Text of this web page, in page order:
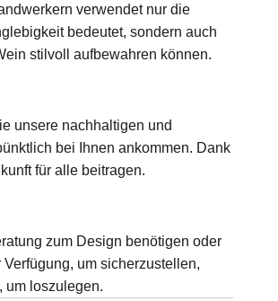
verwendet nur die
bedeutet, sondern auch
stilvoll aufbewahren können.
unsere nachhaltigen und
bei Ihnen ankommen. Dank
für alle beitragen.
zum Design benötigen oder
um sicherzustellen,
, um loszulegen.